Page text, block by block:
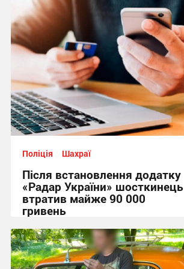
14:41, 7.08.2026
Поліція Шахраї
Після встановлення додатку
«Радар України» шосткинець
втратив майже 90 000
гривень
11:44, 7.08.2026